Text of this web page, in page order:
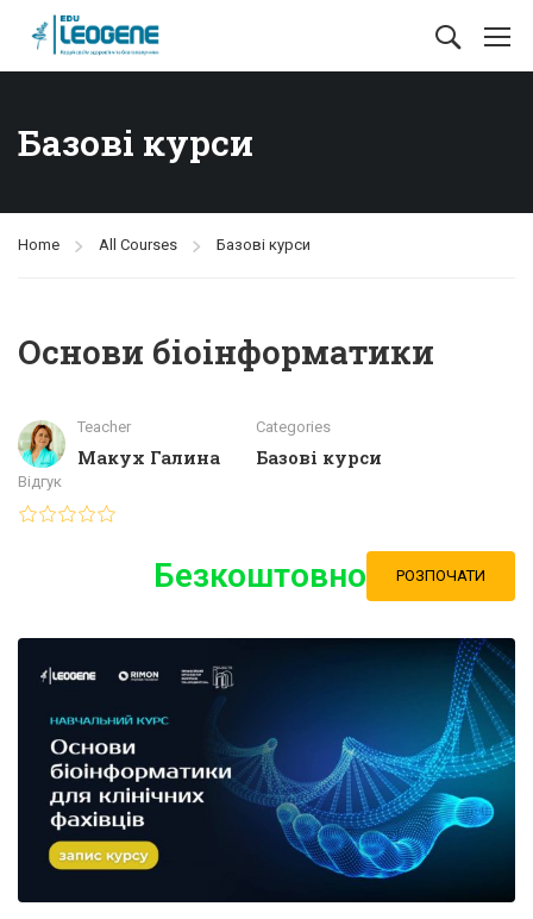
Базові курси
Home All Courses Базові курси
Основи біоінформатики
Teacher
Макух Галина
Categories
Базові курси
Відгук
Безкоштовно РОЗПОЧАТИ